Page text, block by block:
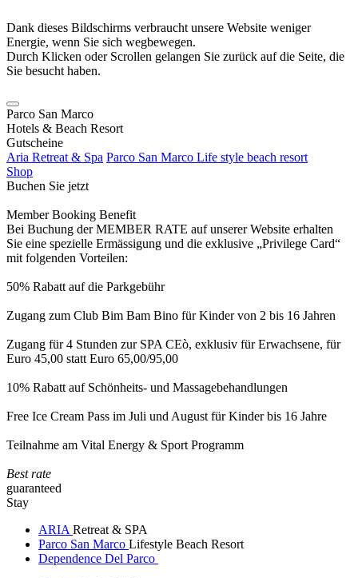
Dank dieses Bildschirms verbraucht unsere Website weniger
Energie, wenn Sie sich wegbewegen.
Durch Klicken oder Scrollen gelangen Sie zurück auf die Seite, die
Sie besucht haben.
Parco San Marco
Hotels & Beach Resort
Gutscheine
Aria Retreat & Spa Parco San Marco Life style beach resort
Shop
Buchen Sie jetzt
Member Booking Benefit
Bei Buchung der MEMBER RATE auf unserer Website erhalten
Sie eine spezielle Ermässigung und die exklusive „Privilege Card“
mit folgenden Vorteilen:
50% Rabatt auf die Parkgebühr
Zugang zum Club Bim Bam Bino für Kinder von 2 bis 16 Jahren
Zugang für 4 Stunden zur SPA CEò, exklusiv für Erwachsene, für
Euro 45,00 statt Euro 65,00/95,00
10% Rabatt auf Schönheits- und Massagebehandlungen
Free Ice Cream Pass im Juli und August für Kinder bis 16 Jahre
Teilnahme am Vital Energy & Sport Programm
Best rate
guaranteed
Stay
ARIA Retreat & SPA
Parco San Marco Lifestyle Beach Resort
Dependence Del Parco